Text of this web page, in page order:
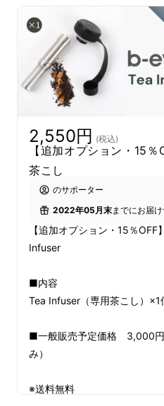
※日本初：正規ルートで
イタリアのボトルメー
底が洗いにくい」、「
る」、など様々なボト
に研究を始めました。
2,550円 (税込)
【追加オプション・15％
茶こし
のサポーター
2022年05月末までにお届
【追加オプション・15％
Infuser
■内容
Tea Infuser（専用茶こし）×1
■一般販売予定価格 3,000円
み）
※送料無料